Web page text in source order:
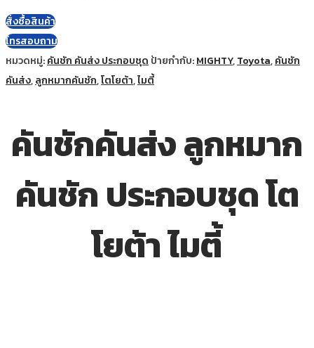
สั่งซื้อสินค้า
โทรสอบถาม
หมวดหมู่:คันชัก คันส่ง ประกอบชุด ป้ายกำกับ:MIGHTY,Toyota,คันชัก
คันส่ง,ลูกหมากคันชัก,โตโยต้า,ไมตี้
คันชักคันส่ง ลูกหมาก
คันชัก ประกอบชุด โต
โยต้า ไมตี้